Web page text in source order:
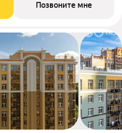
Позвоните мне